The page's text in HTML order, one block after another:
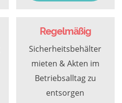
Regelmäßig
Sicherheitsbehälter
mieten & Akten im
Betriebsalltag zu
entsorgen